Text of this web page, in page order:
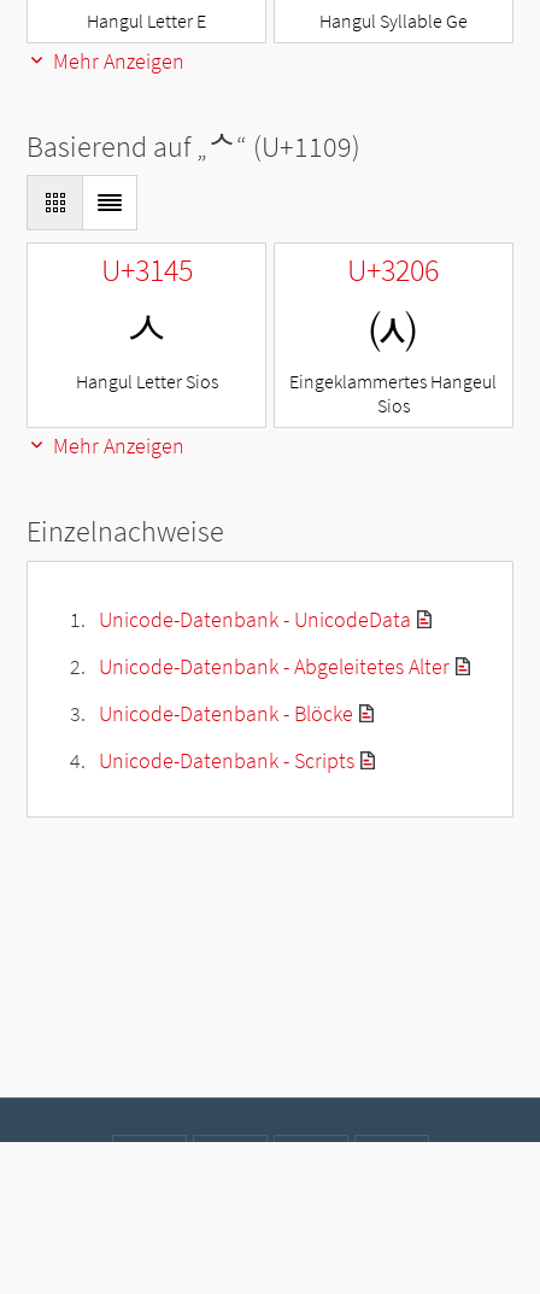
Hangul Letter E Hangul Syllable Ge
Mehr Anzeigen
Basierend auf „ᄉ“ (U+1109)
U+3145
ㅅ
Hangul Letter Sios
U+3206
㈆
Eingeklammertes Hangeul
Sios
Mehr Anzeigen
Einzelnachweise
Unicode-Datenbank - UnicodeData
Unicode-Datenbank - Abgeleitetes Alter
Unicode-Datenbank - Blöcke
Unicode-Datenbank - Scripts